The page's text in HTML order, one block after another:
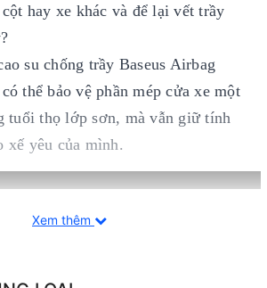
hay xe khác và để lại vết trầy
su chống trầy Baseus Airbag
thể bảo vệ phần mép cửa xe một
tuổi thọ lớp sơn, mà vẫn giữ tính
xế yêu của mình.
Xem thêm